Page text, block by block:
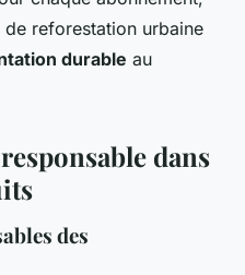
reforestation urbaine
durable au
dans
des